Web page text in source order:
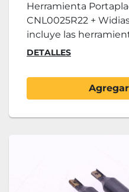
Herramienta
CNL0025R22 +
incluye las
DETALLES